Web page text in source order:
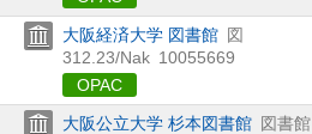
大阪経済大学 図書館 図
312.23/Nak 10055669
OPAC
大阪公立大学 杉本図書館 図書館